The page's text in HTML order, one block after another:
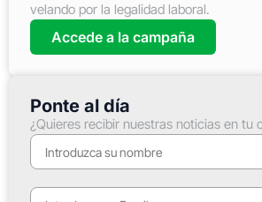
velando por la legalidad laboral.
Accede a la campaña
Ponte al día
¿Quieres recibir nuestras noticias en tu